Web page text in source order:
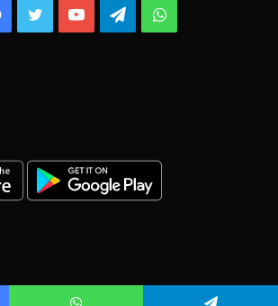
Facebook
TwitterYouTubeTelegramWhatsApp